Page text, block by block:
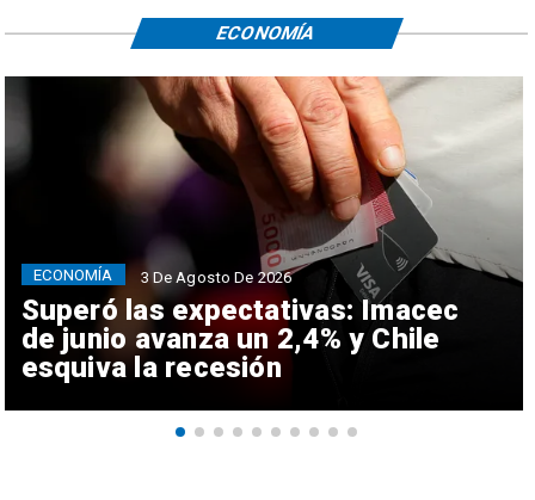
Superó las expectativas: Imacec
de junio avanza un 2,4% y Chile
esquiva la recesión
ECONOMÍA 3 De Agosto De 2026
ECONOMÍA